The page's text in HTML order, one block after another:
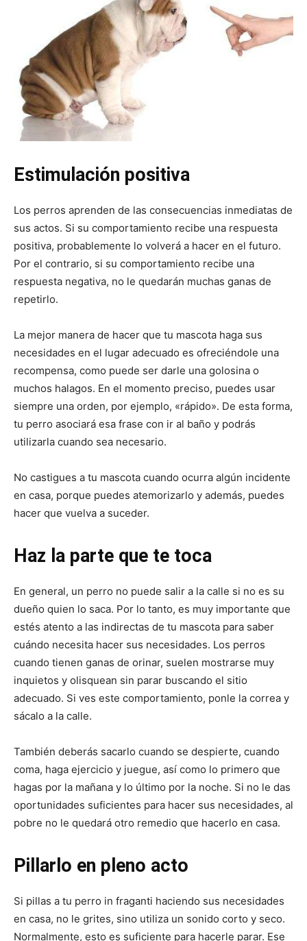
Cachorros
Estimulación positiva
Los perros aprenden de las consecuencias inmediatas de
sus actos. Si su comportamiento recibe una respuesta
positiva, probablemente lo volverá a hacer en el futuro.
Por el contrario, si su comportamiento recibe una
respuesta negativa, no le quedarán muchas ganas de
repetirlo.
La mejor manera de hacer que tu mascota haga sus
necesidades en el lugar adecuado es ofreciéndole una
recompensa, como puede ser darle una golosina o
muchos halagos. En el momento preciso, puedes usar
siempre una orden, por ejemplo, «rápido». De esta forma,
tu perro asociará esa frase con ir al baño y podrás
utilizarla cuando sea necesario.
No castigues a tu mascota cuando ocurra algún incidente
en casa, porque puedes atemorizarlo y además, puedes
hacer que vuelva a suceder.
Haz la parte que te toca
En general, un perro no puede salir a la calle si no es su
dueño quien lo saca. Por lo tanto, es muy importante que
estés atento a las indirectas de tu mascota para saber
cuándo necesita hacer sus necesidades. Los perros
cuando tienen ganas de orinar, suelen mostrarse muy
inquietos y olisquean sin parar buscando el sitio
adecuado. Si ves este comportamiento, ponle la correa y
sácalo a la calle.
También deberás sacarlo cuando se despierte, cuando
coma, haga ejercicio y juegue, así como lo primero que
hagas por la mañana y lo último por la noche. Si no le das
oportunidades suficientes para hacer sus necesidades, al
pobre no le quedará otro remedio que hacerlo en casa.
Pillarlo en pleno acto
Si pillas a tu perro in fraganti haciendo sus necesidades
en casa, no le grites, sino utiliza un sonido corto y seco.
Normalmente, esto es suficiente para hacerle parar. Ese